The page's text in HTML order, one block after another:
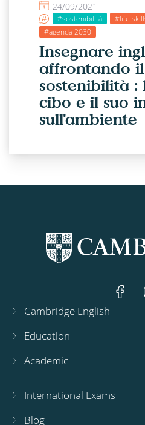
24/09/2021
#sostenibilità #life
#agenda 2030
Insegnare
affrontando
sostenibilità :
cibo e il suo
sull'ambiente
Cambridge English
Education
Academic
International Exams
Blog